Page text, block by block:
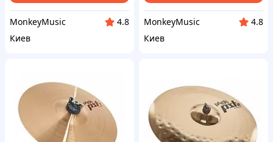
MonkeyMusic
4.8
Киев
MonkeyMusic
4.8
Киев